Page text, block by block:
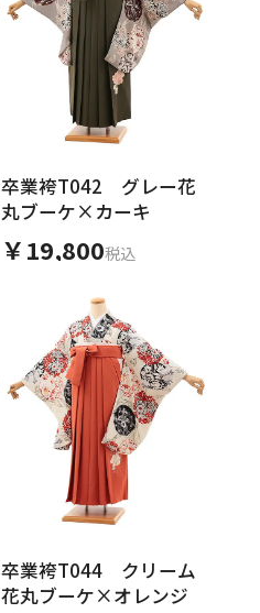
卒業袴T042 グレー花
丸ブーケ×カーキ
￥19,800税込
卒業袴T044 クリーム
花丸ブーケ×オレンジ